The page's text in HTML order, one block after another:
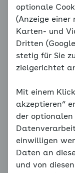
Mit diesen
Auf einer
bereits die
Krafttraining
optionale
(Anzeige einer
Karten- und
Dritten
stetig für Sie
zielgerichtet
Mit einem
akzeptieren“
der optionalen
einwilligen
Daten an
und von